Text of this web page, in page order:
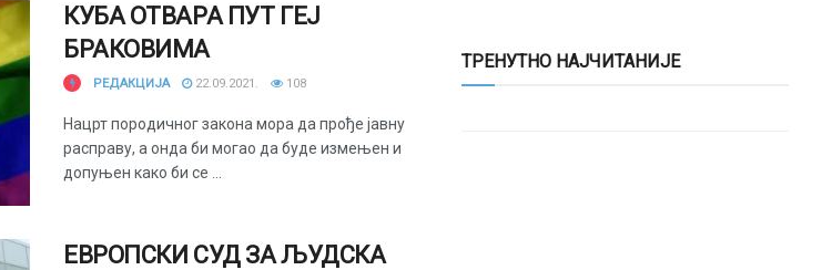
КУБА ОТВАРА ПУТ ГЕЈ
БРАКОВИМА
РЕДАКЦИЈА 22.09.2021. 108
Нацрт породичног закона мора да прође јавну
расправу, а онда би могао да буде измењен и
допуњен како би се ...
ЕВРОПСКИ СУД ЗА ЉУДСКА
ТРЕНУТНО НАЈЧИТАНИЈЕ